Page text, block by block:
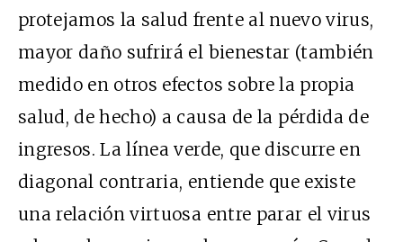
protejamos la salud frente al nuevo virus,
mayor daño sufrirá el bienestar (también
medido en otros efectos sobre la propia
salud, de hecho) a causa de la pérdida de
ingresos. La línea verde, que discurre en
diagonal contraria, entiende que existe
una relación virtuosa entre parar el virus